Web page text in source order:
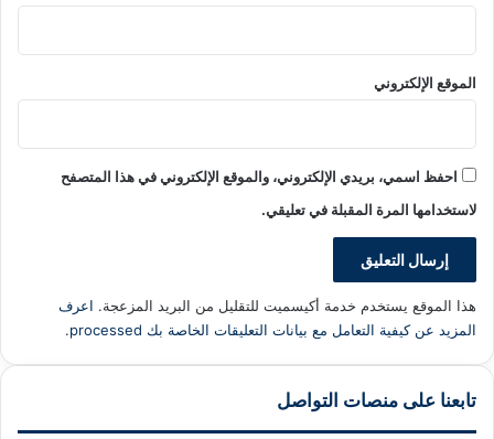
الموقع الإلكتروني
احفظ اسمي، بريدي الإلكتروني، والموقع الإلكتروني في هذا المتصفح
لاستخدامها المرة المقبلة في تعليقي.
هذا الموقع يستخدم خدمة أكيسميت للتقليل من البريد المزعجة. اعرف
المزيد عن كيفية التعامل مع بيانات التعليقات الخاصة بك processed
.
تابعنا على منصات التواصل